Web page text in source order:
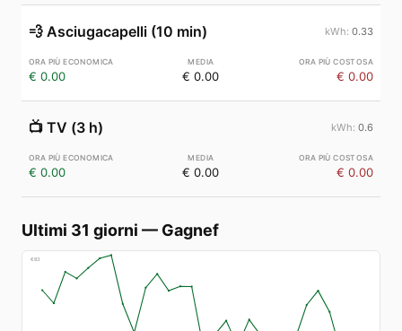
💨 Asciugacapelli (10 min) 0.33
€ 0.00 € 0.00 € 0.00
📺 TV (3 h) 0.6
€ 0.00 € 0.00 € 0.00
Ultimi 31 giorni — Gagnef
€83